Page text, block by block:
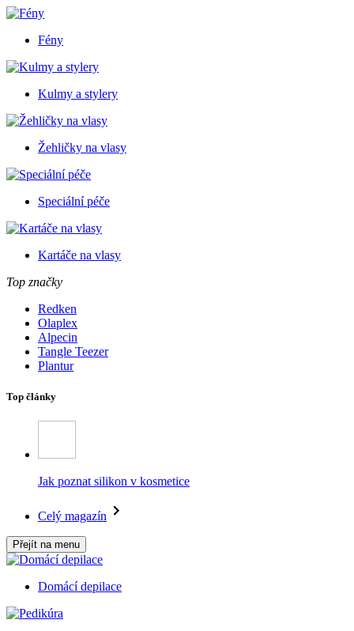
Fény
Kulmy a stylery
Žehličky na vlasy
Speciální péče
Kartáče na vlasy
Top značky
Redken
Olaplex
Alpecin
Tangle Teezer
Plantur
Top články
Jak poznat silikon v kosmetice
Celý magazín
Přejít na menu
Domácí depilace